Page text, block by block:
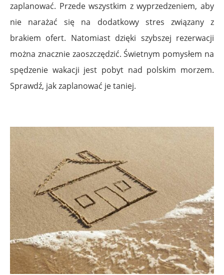
zaplanować. Przede wszystkim z wyprzedzeniem, aby
nie narażać się na dodatkowy stres związany z
brakiem ofert. Natomiast dzięki szybszej rezerwacji
można znacznie zaoszczędzić. Świetnym pomysłem na
spędzenie wakacji jest pobyt nad polskim morzem.
Sprawdź, jak zaplanować je taniej.